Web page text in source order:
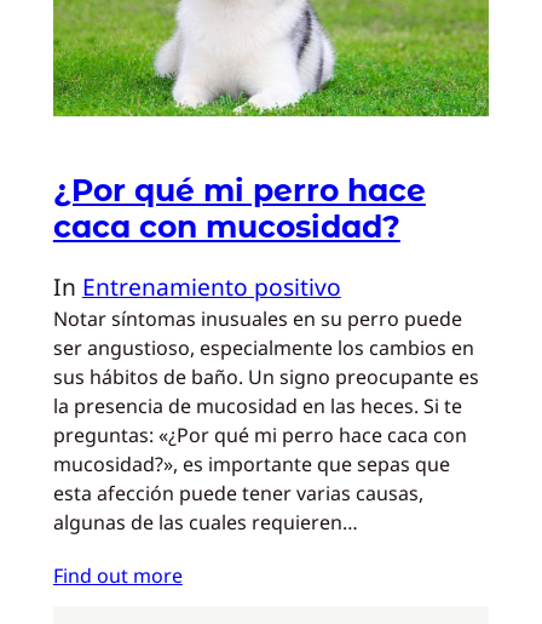
¿Por qué mi perro hace
caca con mucosidad?
In Entrenamiento positivo
Notar síntomas inusuales en su perro puede
ser angustioso, especialmente los cambios en
sus hábitos de baño. Un signo preocupante es
la presencia de mucosidad en las heces. Si te
preguntas: «¿Por qué mi perro hace caca con
mucosidad?», es importante que sepas que
esta afección puede tener varias causas,
algunas de las cuales requieren…
Find out more